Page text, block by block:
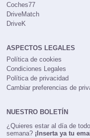
Coches77
DriveMatch
DriveK
ASPECTOS LEGALES
Política de cookies
Condiciones Legales
Política de privacidad
Cambiar preferencias de
NUESTRO BOLETÍN
¿Quieres estar al día de
semana? ¡Inserta ya tu